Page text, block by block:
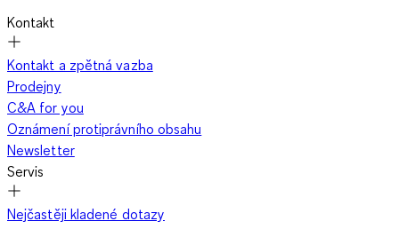
Kontakt
Kontakt a zpětná vazba
Prodejny
C&A for you
Oznámení protiprávního obsahu
Newsletter
Servis
Nejčastěji kladené dotazy